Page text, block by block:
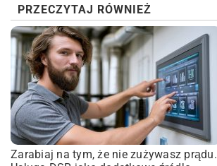
PRZECZYTAJ RÓWNIEŻ
Zarabiaj na tym, że nie zużywasz prądu.